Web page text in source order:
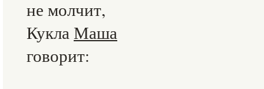
не молчит,
КуклаМаша
говорит: